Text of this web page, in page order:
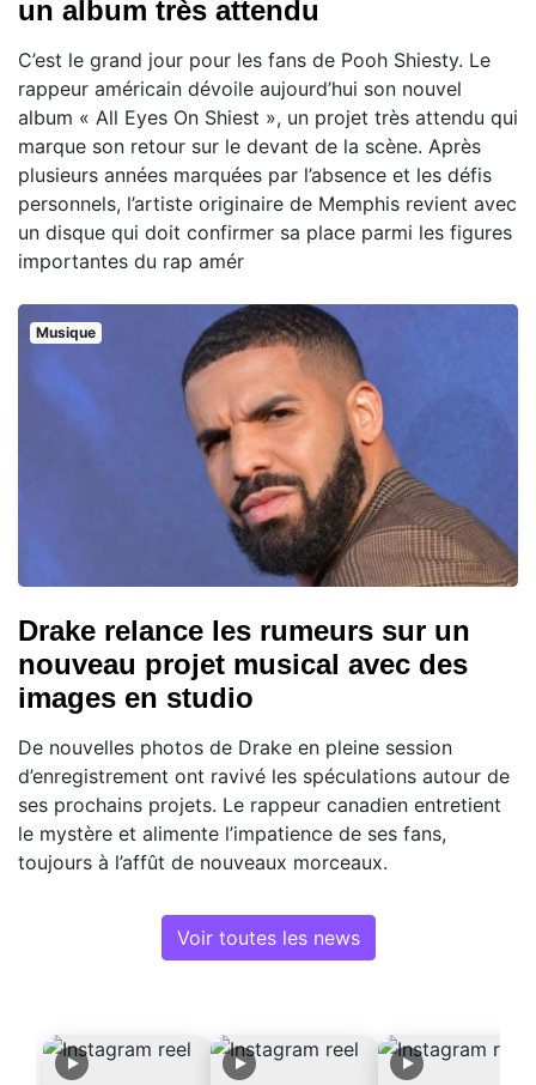
un album très attendu
C’est le grand jour pour les fans de Pooh Shiesty. Le
rappeur américain dévoile aujourd’hui son nouvel
album « All Eyes On Shiest », un projet très attendu qui
marque son retour sur le devant de la scène. Après
plusieurs années marquées par l’absence et les défis
personnels, l’artiste originaire de Memphis revient avec
un disque qui doit confirmer sa place parmi les figures
importantes du rap amér
Musique
Drake relance les rumeurs sur un
nouveau projet musical avec des
images en studio
De nouvelles photos de Drake en pleine session
d’enregistrement ont ravivé les spéculations autour de
ses prochains projets. Le rappeur canadien entretient
le mystère et alimente l’impatience de ses fans,
toujours à l’affût de nouveaux morceaux.
Voir toutes les news